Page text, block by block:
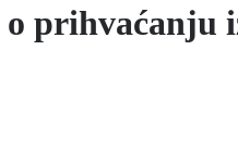
prihvaćanju